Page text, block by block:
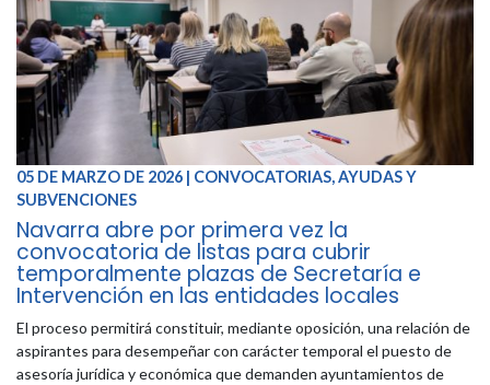
05 DE MARZO DE 2026 | CONVOCATORIAS, AYUDAS Y
SUBVENCIONES
Navarra abre por primera vez la
convocatoria de listas para cubrir
temporalmente plazas de Secretaría e
Intervención en las entidades locales
El proceso permitirá constituir, mediante oposición, una relación de
aspirantes para desempeñar con carácter temporal el puesto de
asesoría jurídica y económica que demanden ayuntamientos de